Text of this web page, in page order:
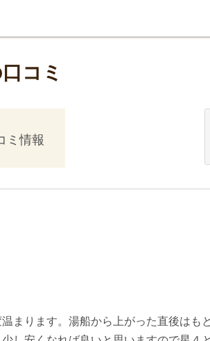
コミ
ミ情報
まります。湯船から上がった直後はも